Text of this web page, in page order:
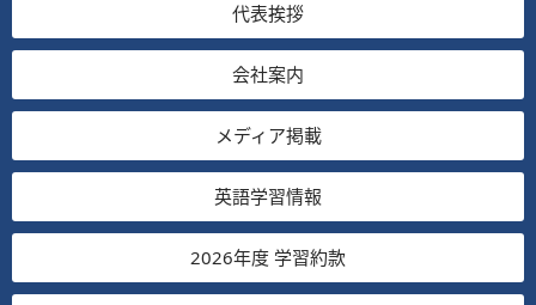
代表挨拶
会社案内
メディア掲載
英語学習情報
2026年度 学習約款